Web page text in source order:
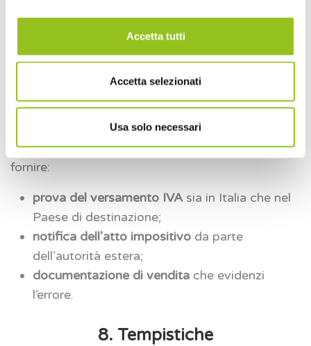
Accetta tutti
Accetta selezionati
Usa solo necessari
disposizione. È importante notare che il rimborso
è limitato all’importo effettivamente versato
all’altro Paese membro e non basta solo un
7. Documentazione necessaria
Per richiedere il rimborso IVA, il contribuente deve
fornire:
prova del versamento IVA sia in Italia che nel
Paese di destinazione;
notifica dell’atto impositivo da parte
dell’autorità estera;
documentazione di vendita che evidenzi
l’errore.
8. Tempistiche